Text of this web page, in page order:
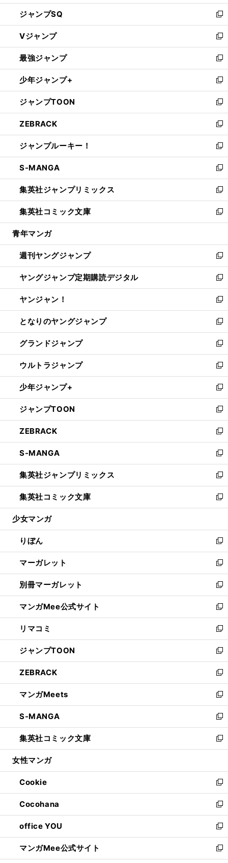
し
い
ウ
ィ
ン
ド
ウ
で
開
く
ジャンプSQ
新
し
い
ウ
ィ
ン
ド
ウ
で
開
く
Vジャンプ
新
し
い
ウ
ィ
ン
ド
ウ
で
開
く
最強ジャンプ
新
し
い
ウ
ィ
ン
ド
ウ
で
開
く
少年ジャンプ+
新
し
い
ウ
ィ
ン
ド
ウ
で
開
く
ジャンプTOON
新
し
い
ウ
ィ
ン
ド
ウ
で
開
く
ZEBRACK
新
し
い
ウ
ィ
ン
ド
ウ
で
開
ジャンプルーキー！
新
し
い
ウ
ィ
ン
ド
ウ
開
く
S-MANGA
新
し
い
ウ
ィ
ン
ウ
で
開
く
集英社ジャンプリミックス
新
し
い
ウ
ン
ド
ウ
で
開
く
集英社コミック文庫
新
し
ウ
ィ
ン
ド
ウ
で
開
く
青年マンガ
週刊ヤングジャンプ
新
し
い
ウ
ィ
ン
ド
ウ
で
開
く
ヤングジャンプ定期購読デジタル
新
し
い
ウ
ィ
ン
ド
ウ
で
開
く
ヤンジャン！
新
し
い
ウ
ィ
ン
ド
ウ
で
開
く
となりのヤングジャンプ
新
し
い
ウ
ィ
ン
ド
ウ
で
開
く
グランドジャンプ
新
し
い
ウ
ィ
ン
ド
ウ
で
開
く
ウルトラジャンプ
新
し
い
ウ
ィ
ン
ド
ウ
で
開
く
少年ジャンプ+
新
し
い
ウ
ィ
ン
ド
ウ
で
開
く
ジャンプTOON
新
し
い
ウ
ィ
ン
ド
ウ
で
開
ZEBRACK
新
し
い
ウ
ィ
ン
ド
ウ
開
く
S-MANGA
新
し
い
ウ
ィ
ン
ウ
で
開
く
集英社ジャンプリミックス
新
し
い
ウ
ン
ド
ウ
で
開
く
集英社コミック文庫
新
し
ウ
ィ
ン
ド
ウ
で
開
く
少女マンガ
りぼん
新
し
い
ウ
ィ
ン
ド
ウ
で
開
く
マーガレット
新
し
い
ウ
ィ
ン
ド
ウ
で
開
く
別冊マーガレット
新
し
い
ウ
ィ
ン
ド
ウ
で
開
く
マンガMee公式サイト
新
し
い
ウ
ィ
ン
ド
ウ
で
開
く
リマコミ
新
し
い
ウ
ィ
ン
ド
ウ
で
開
く
ジャンプTOON
新
し
い
ウ
ィ
ン
ド
ウ
で
開
ZEBRACK
新
し
い
ウ
ィ
ン
ド
ウ
開
く
マンガMeets
新
し
い
ウ
ィ
ン
ウ
で
開
く
S-MANGA
新
し
い
ウ
ン
ド
ウ
で
開
く
集英社コミック文庫
新
し
ウ
ィ
ン
ド
ウ
で
開
く
女性マンガ
Cookie
新
し
い
ウ
ィ
ン
ド
ウ
Cocohana
新
し
い
ウ
ィ
ン
office YOU
新
し
い
ウ
マンガMee公式サイト
新
し